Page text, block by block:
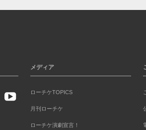
メディア
ローチケTOPICS
月刊ローチケ
ローチケ演劇宣言！